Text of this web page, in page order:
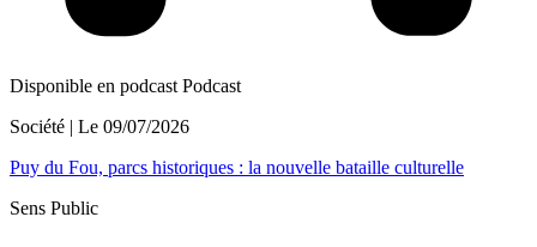
Disponible en podcast Podcast
Société | Le 09/07/2026
Puy du Fou, parcs historiques : la nouvelle bataille culturelle
Sens Public